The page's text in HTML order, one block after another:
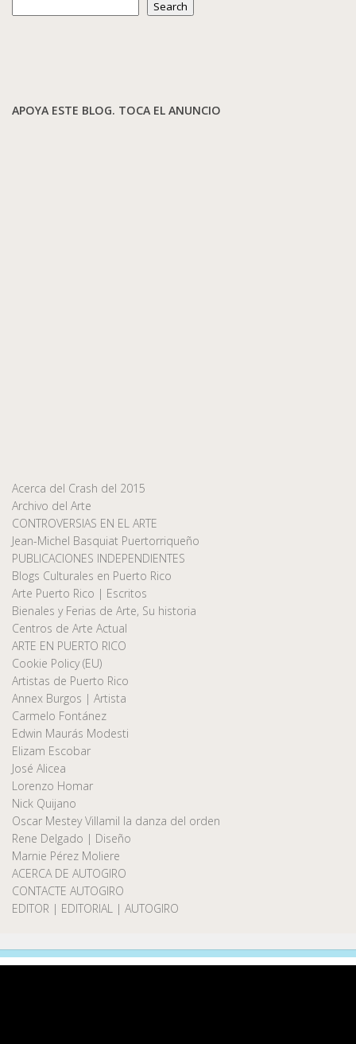
Search
APOYA ESTE BLOG. TOCA EL ANUNCIO
Acerca del Crash del 2015
Archivo del Arte
CONTROVERSIAS EN EL ARTE
Jean-Michel Basquiat Puertorriqueño
PUBLICACIONES INDEPENDIENTES
Blogs Culturales en Puerto Rico
Arte Puerto Rico | Escritos
Bienales y Ferias de Arte, Su historia
Centros de Arte Actual
ARTE EN PUERTO RICO
Cookie Policy (EU)
Artistas de Puerto Rico
Annex Burgos | Artista
Carmelo Fontánez
Edwin Maurás Modesti
Elizam Escobar
José Alicea
Lorenzo Homar
Nick Quijano
Oscar Mestey Villamil la danza del orden
Rene Delgado | Diseño
Marnie Pérez Moliere
ACERCA DE AUTOGIRO
CONTACTE AUTOGIRO
EDITOR | EDITORIAL | AUTOGIRO